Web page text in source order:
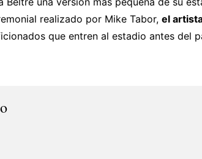
realizado por Mike Tabor, el
que entren al estadio antes del